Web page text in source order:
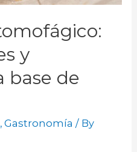
y
base de
,Gastronomía / By